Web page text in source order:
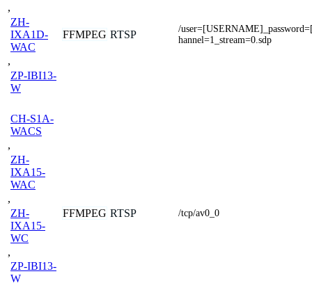
,
ZH-
IXA1D-
WAC
,
ZP-IBI13-
W
FFMPEG RTSP
/
hannel=1_stream=0.sdp
CH-S1A-
WACS
,
ZH-
IXA15-
WAC
,
ZH-
IXA15-
WC
,
ZP-IBI13-
W
FFMPEG RTSP /tcp/av0_0